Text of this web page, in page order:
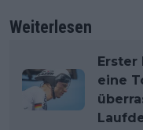
Weiterlesen
Erster
eine